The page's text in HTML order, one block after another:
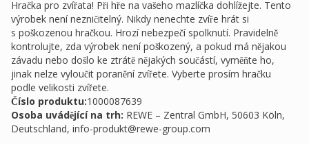
Hračka pro zvířata! Při hře na vašeho mazlíčka dohlížejte. Tento
výrobek není nezničitelný. Nikdy nenechte zvíře hrát si
s poškozenou hračkou. Hrozí nebezpečí spolknutí. Pravidelně
kontrolujte, zda výrobek není poškozený, a pokud má nějakou
závadu nebo došlo ke ztrátě nějakých součástí, vyměňte ho,
jinak nelze vyloučit poranění zvířete. Vyberte prosím hračku
podle velikosti zvířete.
Číslo produktu:1000087639
Osoba uvádějící na trh: REWE – Zentral GmbH, 50603 Köln,
Deutschland, info-produkt@rewe-group.com